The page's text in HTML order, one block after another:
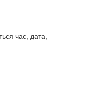
час, дата,